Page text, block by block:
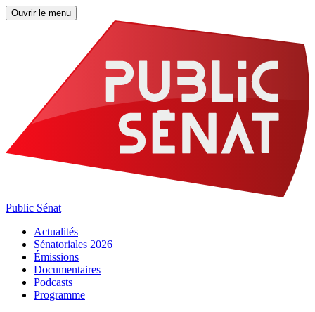
Ouvrir le menu
Public Sénat
Actualités
Sénatoriales 2026
Émissions
Documentaires
Podcasts
Programme